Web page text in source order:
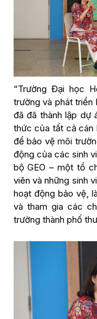
“Trường Đại học
trường và phát triển
đã đã thành lập dự
thức của tất cả cán
để bảo vệ môi
động của các sinh
bộ GEO – một tổ
viên và những sinh
hoạt động bảo vệ,
và tham gia các
trường thành phố